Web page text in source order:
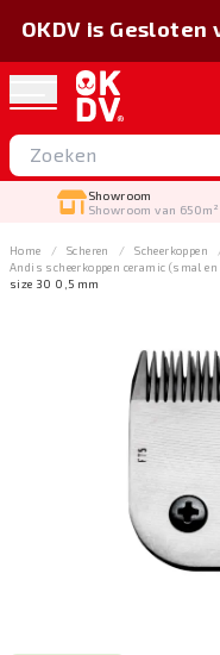
Showroom
Showroom van 650m²
OKDV is
Home Scheren
Scheerkoppen
Andis scheerkoppen ceramic (smal en
size 30 0,5 mm